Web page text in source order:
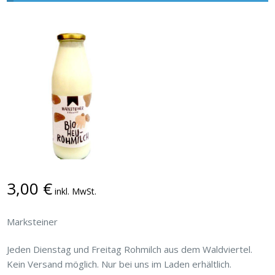
3,00 € inkl. MwSt.
Marksteiner
Jeden Dienstag und Freitag Rohmilch aus dem Waldviertel.
Kein Versand möglich. Nur bei uns im Laden erhältlich.